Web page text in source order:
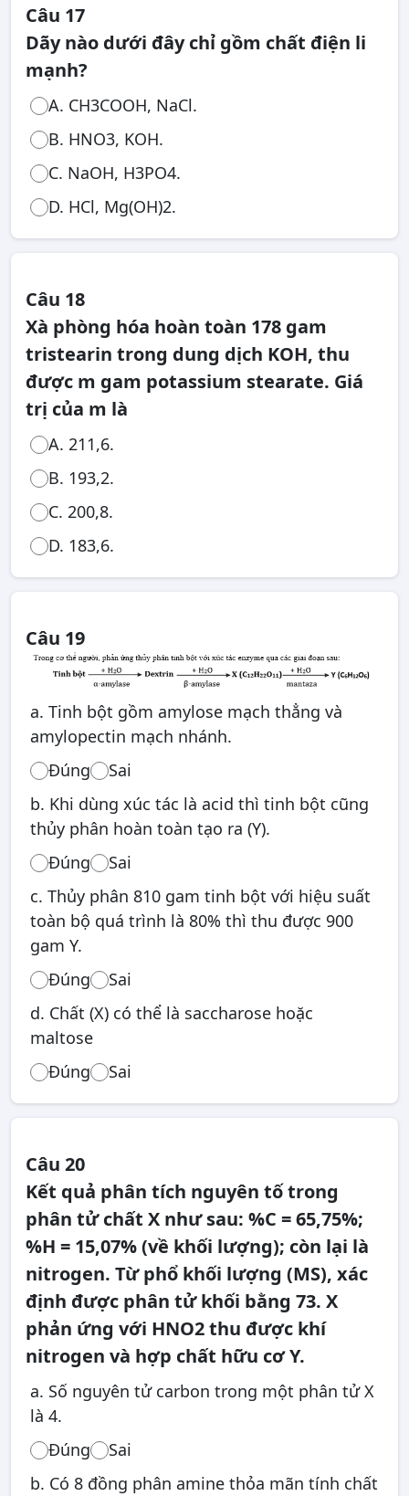
Câu 17
Dãy nào dưới đây chỉ gồm chất điện li
mạnh?
A. CH3COOH, NaCl.
B. HNO3, KOH.
C. NaOH, H3PO4.
D. HCl, Mg(OH)2.
Câu 18
Xà phòng hóa hoàn toàn 178 gam
tristearin trong dung dịch KOH, thu
được m gam potassium stearate. Giá
trị của m là
A. 211,6.
B. 193,2.
C. 200,8.
D. 183,6.
Câu 19
a. Tinh bột gồm amylose mạch thẳng và
amylopectin mạch nhánh.
Đúng
Sai
b. Khi dùng xúc tác là acid thì tinh bột cũng
thủy phân hoàn toàn tạo ra (Y).
Đúng
Sai
c. Thủy phân 810 gam tinh bột với hiệu suất
toàn bộ quá trình là 80% thì thu được 900
gam Y.
Đúng
Sai
d. Chất (X) có thể là saccharose hoặc
maltose
Đúng
Sai
Câu 20
Kết quả phân tích nguyên tố trong
phân tử chất X như sau: %C = 65,75%;
%H = 15,07% (về khối lượng); còn lại là
nitrogen. Từ phổ khối lượng (MS), xác
định được phân tử khối bằng 73. X
phản ứng với HNO2 thu được khí
nitrogen và hợp chất hữu cơ Y.
a. Số nguyên tử carbon trong một phân tử X
là 4.
Đúng
Sai
b. Có 8 đồng phân amine thỏa mãn tính chất